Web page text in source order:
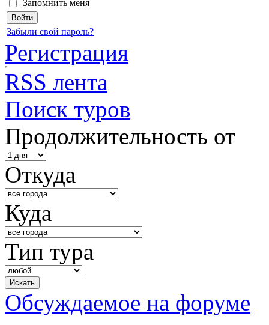
Запомнить меня
Забыли свой пароль?
Регистрация
RSS лента
Поиск туров
Продолжительность от
Откуда
Куда
Тип тура
Обсуждаемое на форуме